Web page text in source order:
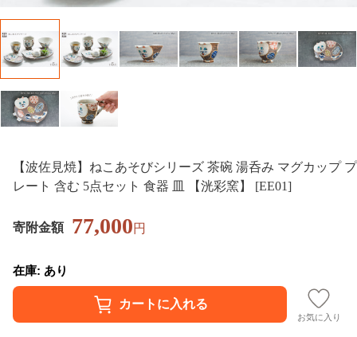
【波佐見焼】ねこあそびシリーズ 茶碗 湯呑み マグカップ プ
レート 含む 5点セット 食器 皿 【洸彩窯】 [EE01]
寄附金額 77,000円
在庫: あり
お気に入り